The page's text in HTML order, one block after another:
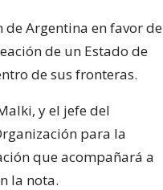
de Argentina en favor de
de un Estado de
de sus fronteras.
y el jefe del
para la
que acompañará a
la nota.